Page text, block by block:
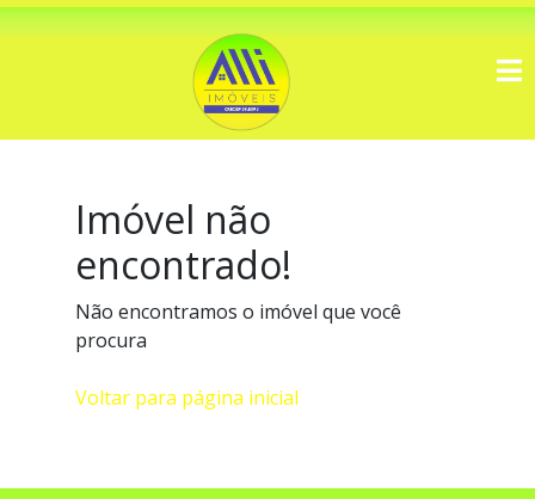
Imóvel não
encontrado!
Não encontramos o imóvel que você
procura
Voltar para página inicial